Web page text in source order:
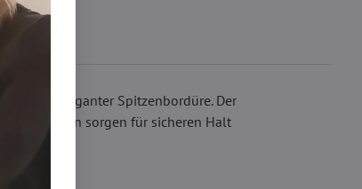
und eleganter Spitzenbordüre. Der
sorgen für sicheren Halt